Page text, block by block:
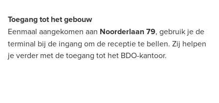
Toegang tot het gebouw
Eenmaal aangekomen aan Noorderlaan 79, gebruik je de
terminal bij de ingang om de receptie te bellen. Zij helpen
je verder met de toegang tot het BDO-kantoor.